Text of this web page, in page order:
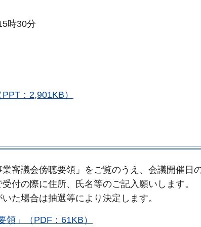
時30分
：2,901KB）
審議会傍聴要領」をご覧のうえ、会議開催日
付の際に住所、氏名等のご記入願いします。
た場合は抽選等により決定します。
領」（PDF：61KB）